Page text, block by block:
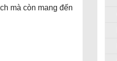
mà còn mang đến